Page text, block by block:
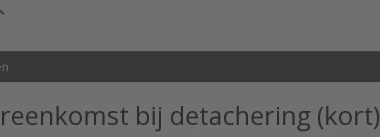
bij detachering (kort)